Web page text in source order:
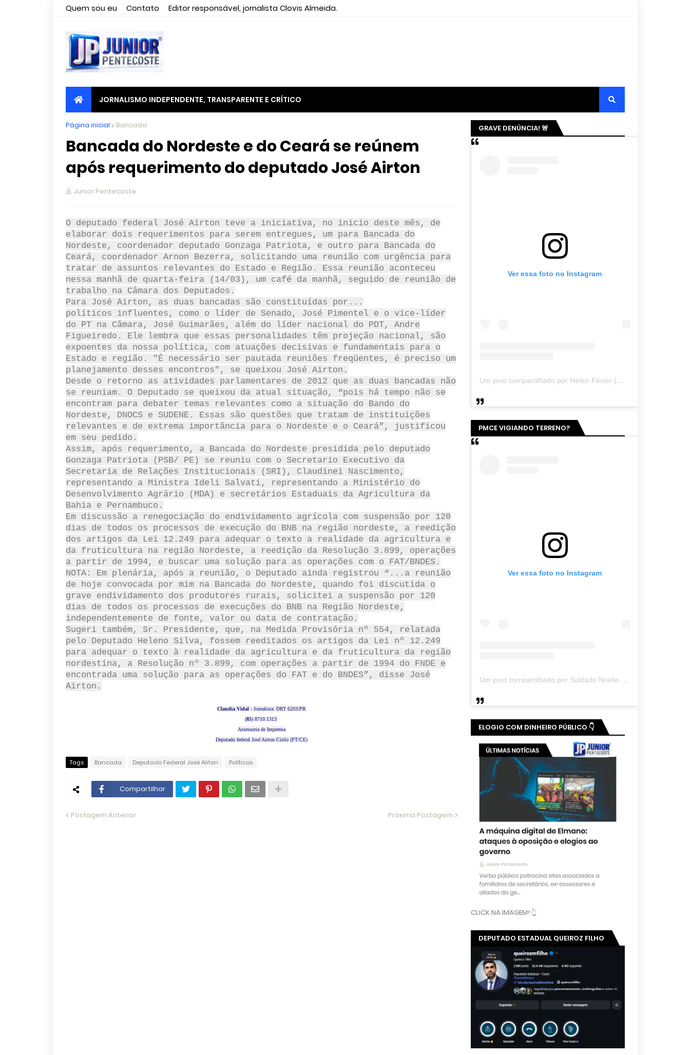
Quem sou eu Contato Editor responsável, jornalista Clovis Almeida.
JORNALISMO INDEPENDENTE, TRANSPARENTE E CRÍTICO
Página inicial Bancada
Bancada do Nordeste e do Ceará se reúnem
Junior Pentecoste
O deputado federal José Airton teve a iniciativa, no inicio deste mês, de
elaborar dois requerimentos para serem entregues, um para Bancada do
Nordeste, coordenador deputado Gonzaga Patriota, e outro para Bancada do
Ceará, coordenador Arnon Bezerra, solicitando uma reunião com urgência para
tratar de assuntos relevantes do Estado e Região. Essa reunião aconteceu
nessa manhã de quarta-feira (14/03), um café da manhã, seguido de reunião de
trabalho na Câmara dos Deputados.
Para José Airton, as duas bancadas são constituídas por...
políticos influentes, como o líder de Senado, José Pimentel e o vice-líder
do PT na Câmara, José Guimarães, além do líder nacional do PDT, Andre
Figueiredo. Ele lembra que essas personalidades têm projeção nacional, são
expoentes da nossa política, com atuações decisivas e fundamentais para o
Estado e região. "É necessário ser pautada reuniões freqüentes, é preciso um
planejamento desses encontros", se queixou José Airton.
Desde o retorno as atividades parlamentares de 2012 que as duas bancadas não
se reuniam. O Deputado se queixou da atual situação, “pois há tempo não se
encontram para debater temas relevantes como a situação do Bando do
Nordeste, DNOCS e SUDENE. Essas são questões que tratam de instituições
relevantes e de extrema importância para o Nordeste e o Ceará”, justificou
em seu pedido.
Assim, após requerimento, a Bancada do Nordeste presidida pelo deputado
Gonzaga Patriota (PSB/ PE) se reuniu com o Secretario Executivo da
Secretaria de Relações Institucionais (SRI), Claudinei Nascimento,
representando a Ministra Ideli Salvati, representando a Ministério do
Desenvolvimento Agrário (MDA) e secretários Estaduais da Agricultura da
Bahia e Pernambuco.
Em discussão a renegociação do endividamento agrícola com suspensão por 120
dias de todos os processos de execução do BNB na região nordeste, a reedição
dos artigos da Lei 12.249 para adequar o texto a realidade da agricultura e
da fruticultura na região Nordeste, a reedição da Resolução 3.899, operações
a partir de 1994, e buscar uma solução para as operações com o FAT/BNDES.
NOTA: Em plenária, após a reunião, o Deputado ainda registrou “...a reunião
de hoje convocada por mim na Bancada do Nordeste, quando foi discutida o
grave endividamento dos produtores rurais, solicitei a suspensão por 120
dias de todos os processos de execuções do BNB na Região Nordeste,
independentemente de fonte, valor ou data de contratação.
Sugeri também, Sr. Presidente, que, na Medida Provisória nº 554, relatada
pelo Deputado Heleno Silva, fossem reeditados os artigos da Lei nº 12.249
para adequar o texto à realidade da agricultura e da fruticultura da região
nordestina, a Resolução nº 3.899, com operações a partir de 1994 do FNDE e
encontrada uma solução para as operações do FAT e do BNDES”, disse José
Airton.
Claudia Vidal - Jornalista: DRT 6203/PR
(85) 8710.1313
Assessoria de Imprensa
Deputado federal José Airton Cirilo (PT/CE)
Tags Bancada Deputado Federal José Aírton Políticos
Compartilhar
Postagem Anterior Próxima Postagem
GRAVE DENÚNCIA! 🚨
Ver essa foto no Instagram
Um post compartilhado por Heitor Férrer (@heitor_ferrer77)
PMCE VIGIANDO TERRENO?
Ver essa foto no Instagram
Um post compartilhado por Soldado Noelio (@soldadonoelio)
ELOGIO COM DINHEIRO PÚBLICO 👇
CLICK NA IMAGEM! 👆
DEPUTADO ESTADUAL QUEIROZ FILHO